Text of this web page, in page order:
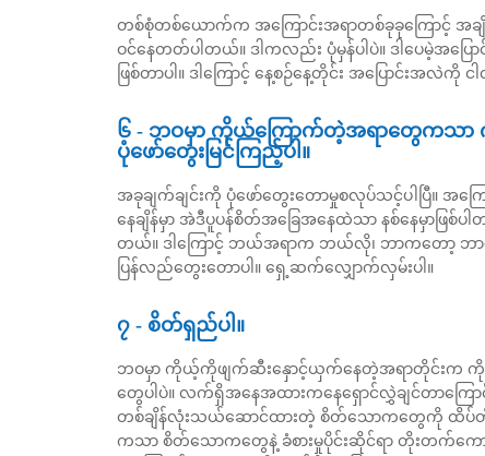
တစ်စုံတစ်ယောက်က အကြောင်းအရာတစ်ခုခုကြောင့် အ
ဝင်နေတတ်ပါတယ်။ ဒါကလည်း ပုံမှန်ပါပဲ။ ဒါပေမဲ့အ
ဖြစ်တာပါ။ ဒါကြောင့် နေ့စဉ်နေ့တိုင်း အပြောင်းအလဲကို
၆ - ဘဝမှာ ကိုယ်ကြောက်တဲ့အရာတွေကသ
ပုံဖော်တွေးမြင်ကြည့်ပါ။
အခုချက်ချင်းကို ပုံဖော်တွေးတောမှုစလုပ်သင့်ပါပြီ။ အက
နေချိန်မှာ အဲဒီပူပန်စိတ်အခြေအနေထဲသာ နစ်နေမှာဖြစ်ပ
တယ်။ ဒါကြောင့် ဘယ်အရာက ဘယ်လို၊ ဘာကတော့ ဘ
ပြန်လည်တွေးတောပါ။ ရှေ့ဆက်လျှောက်လှမ်းပါ။
၇ - စိတ်ရှည်ပါ။
ဘဝမှာ ကိုယ့်ကိုဖျက်ဆီးနှောင့်ယှက်နေတဲ့အရာတိုင်းက ကို
တွေပါပဲ။ လက်ရှိအနေအထားကနေရှောင်လွှဲချင်တာကြေ
တစ်ချိန်လုံးသယ်ဆောင်ထားတဲ့ စိတ်သောကတွေကို ထိပ်တိုက်ရင်
ကသာ စိတ်သောကတွေနဲ့ ခံစားမှုပိုင်းဆိုင်ရာ တိုးတက်ကေ